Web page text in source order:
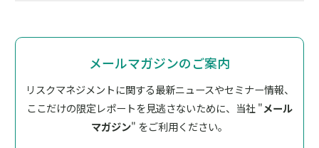
メールマガジンのご案内
リスクマネジメントに関する最新ニュースやセミナー情報、
ここだけの限定レポートを見逃さないために、 当社 "メール
マガジン" をご利用ください。